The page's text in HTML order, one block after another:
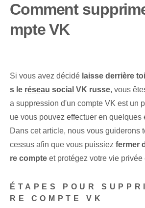
Comment
mpte VK
Si vous avez décidé laisse derrière
s le réseau social VK russe, vous
a suppression d'un compte VK est un
ue vous pouvez effectuer en quelques
Dans cet article, nous vous guiderons
cessus afin que vous puissiez fermer
re compte et protégez votre vie privée
ÉTAPES POUR
RE COMPTE VK